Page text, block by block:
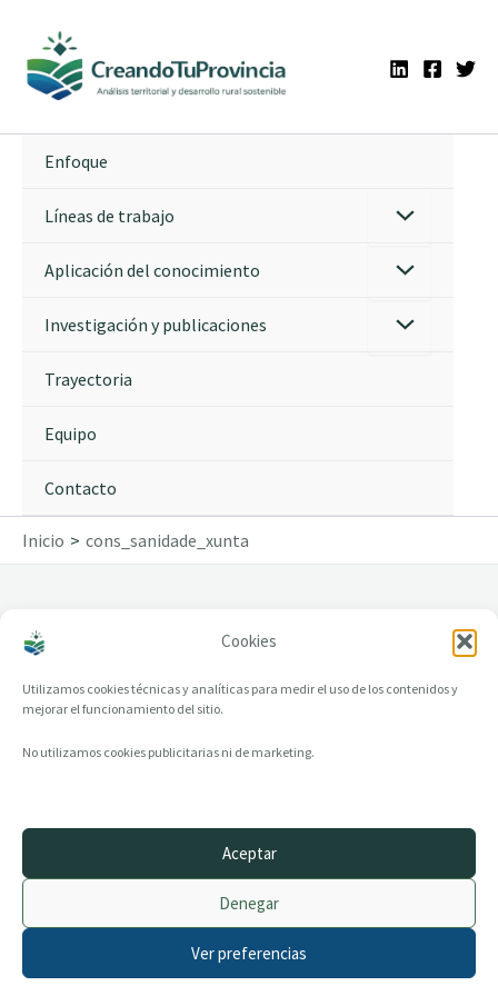
Cookies
Utilizamos cookies técnicas y analíticas para medir el uso de los contenidos y
mejorar el funcionamiento del sitio.
No utilizamos cookies publicitarias ni de marketing.
Aceptar
Denegar
Ver preferencias
contenido
Enfoque
Líneas de trabajo
Aplicación del conocimiento
Investigación y publicaciones
Trayectoria
Equipo
Contacto
Inicio cons_sanidade_xunta
cons_sanidade_xunta
© 2014–2026 creandotuprovincia.es · Todos los derechos reservados
Política de Cookies
Archivo histórico